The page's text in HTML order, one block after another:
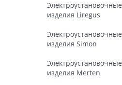
Электроустановочные
изделия Liregus
Электроустановочные
изделия Simon
Электроустановочные
изделия Merten